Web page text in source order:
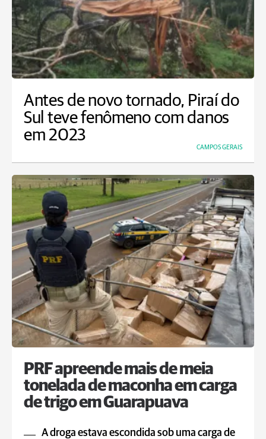
Antes de novo tornado, Piraí do
Sul teve fenômeno com danos
em 2023
CAMPOS GERAIS
PRF apreende mais de meia
tonelada de maconha em carga
de trigo em Guarapuava
A droga estava escondida sob uma carga de